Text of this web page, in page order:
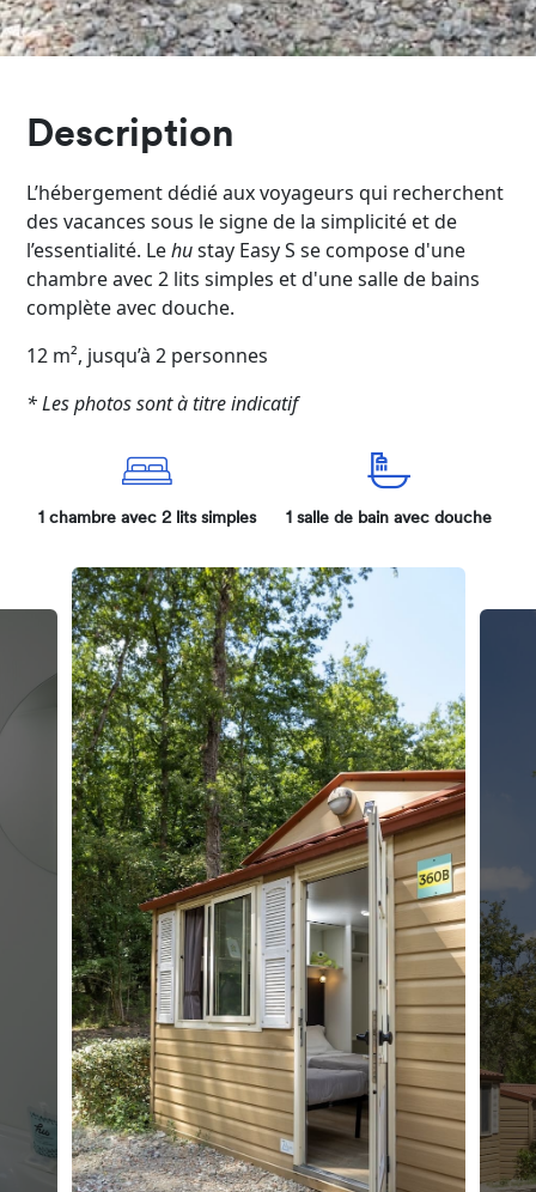
Description
L’hébergement dédié aux voyageurs qui recherchent
des vacances sous le signe de la simplicité et de
l’essentialité. Lehustay Easy S se compose d'une
chambre avec 2 lits simples et d'une salle de bains
complète avec douche.
12 m², jusqu’à 2 personnes
* Les photos sont à titre indicatif
1 chambre avec 2 lits simples 1 salle de bain avec douche